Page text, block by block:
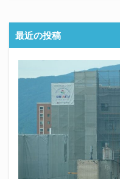
最近の投稿